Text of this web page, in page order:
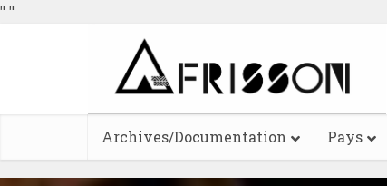
" "
Archives/Documentation Pays